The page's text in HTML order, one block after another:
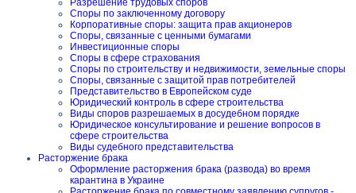
Разрешение трудовых споров
Споры по заключенному договору
Корпоративные споры: защита прав акционеров
Споры, связанные с ценными бумагами
Инвестиционные споры
Споры в сфере страхования
Споры по строительству и недвижимости, земельные споры
Споры, связанные с защитой прав потребителей
Представительство в Европейском суде
Юридический контроль в сфере строительства
Виды споров разрешаемых в досудебном порядке
Юридическое консультирование и решение вопросов в
сфере строительства
Виды судебного представительства
Расторжение брака
Оформление расторжения брака (развода) во время
карантина в Украине